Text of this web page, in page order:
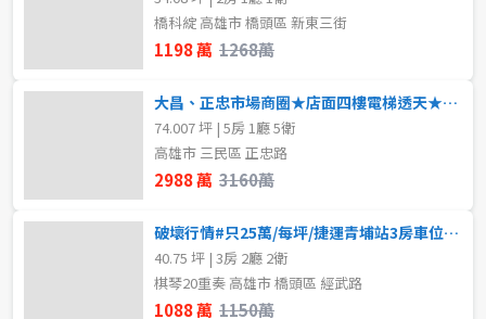
橋科綻 高雄市 橋頭區 新東三街
1198 萬 1268萬
大昌、正忠市場商圈★店面四樓電梯透天★前後路
74.007 坪 | 5房 1廳 5衛
高雄市 三民區 正忠路
2988 萬 3160萬
破壞行情#只25萬/每坪/捷運青埔站3房車位六年屋
40.75 坪 | 3房 2廳 2衛
棋琴20重奏 高雄市 橋頭區 經武路
1088 萬 1150萬